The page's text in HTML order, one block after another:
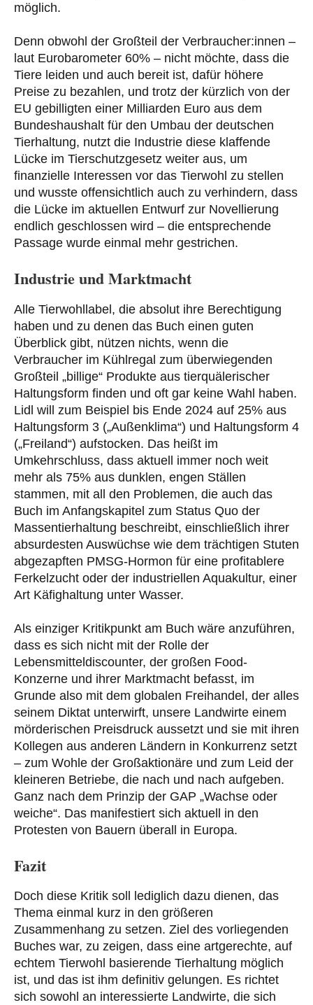
möglich.
Denn obwohl der Großteil der Verbraucher:innen –
laut Eurobarometer 60% – nicht möchte, dass die
Tiere leiden und auch bereit ist, dafür höhere
Preise zu bezahlen, und trotz der kürzlich von der
EU gebilligten einer Milliarden Euro aus dem
Bundeshaushalt für den Umbau der deutschen
Tierhaltung, nutzt die Industrie diese klaffende
Lücke im Tierschutzgesetz weiter aus, um
finanzielle Interessen vor das Tierwohl zu stellen
und wusste offensichtlich auch zu verhindern, dass
die Lücke im aktuellen Entwurf zur Novellierung
endlich geschlossen wird – die entsprechende
Passage wurde einmal mehr gestrichen.
Industrie und Marktmacht
Alle Tierwohllabel, die absolut ihre Berechtigung
haben und zu denen das Buch einen guten
Überblick gibt, nützen nichts, wenn die
Verbraucher im Kühlregal zum überwiegenden
Großteil „billige“ Produkte aus tierquälerischer
Haltungsform finden und oft gar keine Wahl haben.
Lidl will zum Beispiel bis Ende 2024 auf 25% aus
Haltungsform 3 („Außenklima“) und Haltungsform 4
(„Freiland“) aufstocken. Das heißt im
Umkehrschluss, dass aktuell immer noch weit
mehr als 75% aus dunklen, engen Ställen
stammen, mit all den Problemen, die auch das
Buch im Anfangskapitel zum Status Quo der
Massentierhaltung beschreibt, einschließlich ihrer
absurdesten Auswüchse wie dem trächtigen Stuten
abgezapften PMSG-Hormon für eine profitablere
Ferkelzucht oder der industriellen Aquakultur, einer
Art Käfighaltung unter Wasser.
Als einziger Kritikpunkt am Buch wäre anzuführen,
dass es sich nicht mit der Rolle der
Lebensmitteldiscounter, der großen Food-
Konzerne und ihrer Marktmacht befasst, im
Grunde also mit dem globalen Freihandel, der alles
seinem Diktat unterwirft, unsere Landwirte einem
mörderischen Preisdruck aussetzt und sie mit ihren
Kollegen aus anderen Ländern in Konkurrenz setzt
– zum Wohle der Großaktionäre und zum Leid der
kleineren Betriebe, die nach und nach aufgeben.
Ganz nach dem Prinzip der GAP „Wachse oder
weiche“. Das manifestiert sich aktuell in den
Protesten von Bauern überall in Europa.
Fazit
Doch diese Kritik soll lediglich dazu dienen, das
Thema einmal kurz in den größeren
Zusammenhang zu setzen. Ziel des vorliegenden
Buches war, zu zeigen, dass eine artgerechte, auf
echtem Tierwohl basierende Tierhaltung möglich
ist, und das ist ihm definitiv gelungen. Es richtet
sich sowohl an interessierte Landwirte, die sich